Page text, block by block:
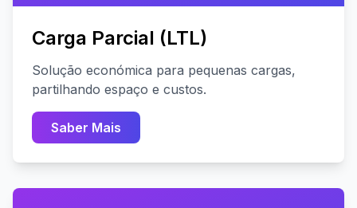
Carga Parcial (LTL)
Solução económica para pequenas cargas,
partilhando espaço e custos.
Saber Mais